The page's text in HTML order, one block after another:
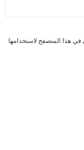
في هذا المتصفح لاستخدامها